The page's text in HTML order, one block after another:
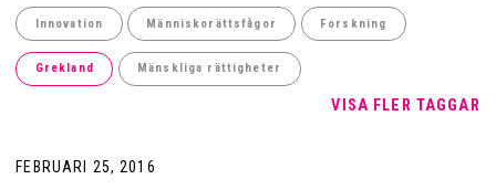
Innovation Människorättsfågor Forskning
Grekland Mänskliga rättigheter
VISA FLER TAGGAR
FEBRUARI 25, 2016